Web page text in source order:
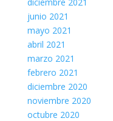
junio 2021
mayo 2021
abril 2021
marzo 2021
febrero 2021
diciembre 2020
noviembre 2020
octubre 2020